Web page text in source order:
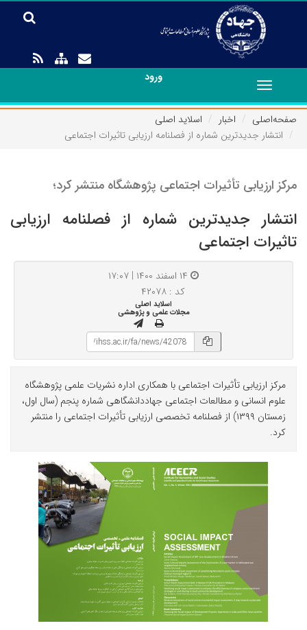
ورود
Toggle
navigation
صفحه‌اصلی
اخبار
اسلاید اصلی
انتشار جدیدترین شماره از فصلنامه ارزیابی تاثیرات اجتماعی
مرکز ارزیابی تأثیرات اجتماعی پژوهشگاه منتشر کرد؛
انتشار جدیدترین شماره از فصلنامه ارزیابی
تاثیرات اجتماعی
کد : ۴۲۰۷۸
اسلاید اصلی
مجلات علمی و پژوهشی
مرکز ارزیابی تأثیرات اجتماعی با همکاری اداره نشریات علمی پژوهشگاه
علوم انسانی و مطالعات اجتماعی جهاددانشگاهی شماره پنجم (سال اول،
زمستان ۱۳۹۹) از فصلنامه تخصصی ارزیابی تأثیرات اجتماعی را منتشر
کرد.